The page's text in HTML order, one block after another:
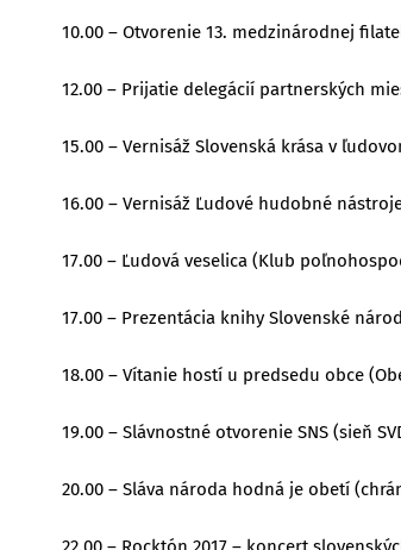
10.00 – Otvorenie 13. medzinárodnej
12.00 – Prijatie delegácií partnerských
15.00 – Vernisáž Slovenská krása v
16.00 – Vernisáž Ľudové hudobné
17.00 – Ľudová veselica (Klub
17.00 – Prezentácia knihy Slovenské
18.00 – Vítanie hostí u predsedu obce
19.00 – Slávnostné otvorenie SNS (sieň
20.00 – Sláva národa hodná je obetí